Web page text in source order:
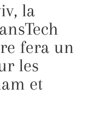
la
fera un
les
et